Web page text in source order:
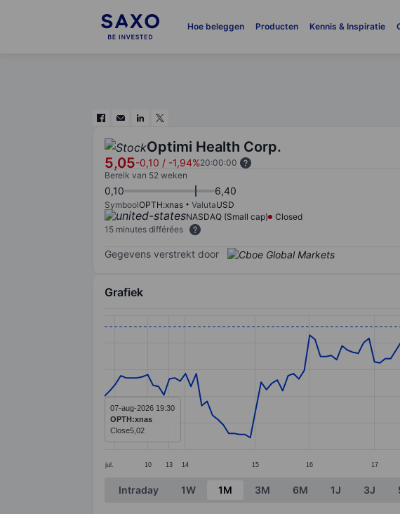
Hoe beleggen Producten Kennis & Inspiratie
Optimi Health Corp.
5,05-0,10 / -1,94%20:00:00
Bereik van 52 weken
0,10 6,40
SymboolOPTH:xnas ValutaUSD
NASDAQ (Small cap)
Closed
15 minutes différées
Gegevens verstrekt door
Grafiek
The chart has 1 X axis displaying categories.
The chart has 1 Y axis displaying values. Data ranges
jul. 10 13 14 15 16 17
07-aug-2026 19:30
OPTH:xnas
Close5,02
End of interactive chart.
Intraday 1W 1M 3M 6M 1J 3J